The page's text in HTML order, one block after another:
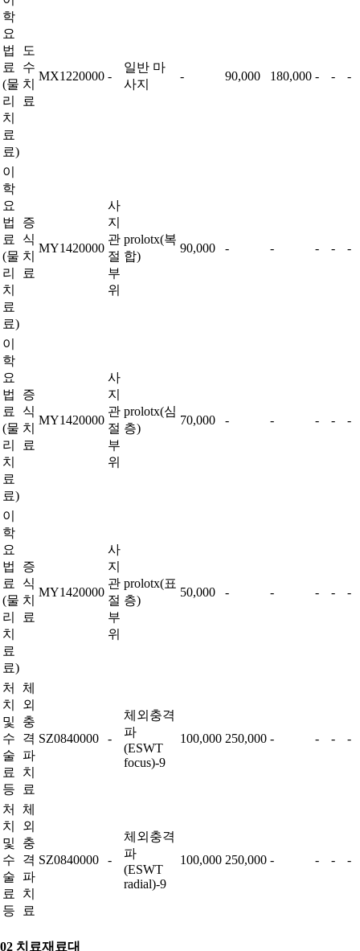
학
요
법
료
(물
리
치
료
료)
도
수
치
료
MX1220000 -
일반 마
사지
- 90,000 180,000 - - -
이
학
요
법
료
(물
리
치
료
료)
증
식
치
료
MY1420000
사
지
관
절
부
위
prolotx(복
합)
90,000 - - - - -
이
학
요
법
료
(물
리
치
료
료)
증
식
치
료
MY1420000
사
지
관
절
부
위
prolotx(심
층)
70,000 - - - - -
이
학
요
법
료
(물
리
치
료
료)
증
식
치
료
MY1420000
사
지
관
절
부
위
prolotx(표
층)
50,000 - - - - -
처
치
및
수
술
료
등
체
외
충
격
파
치
료
SZ0840000 -
체외충격
파
(ESWT
focus)-9
100,000 250,000 - - - -
처
치
및
수
술
료
등
체
외
충
격
파
치
료
SZ0840000 -
체외충격
파
(ESWT
radial)-9
100,000 250,000 - - - -
02 치료재료대